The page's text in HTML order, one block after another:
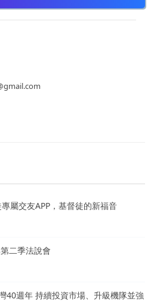
屬交友APP，基督徒的新福音
二季法說會
40週年 持續投資市場、升級機隊並強